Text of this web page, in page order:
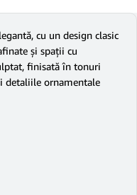
cu un design clasic
și spații cu
finisată în tonuri
detaliile ornamentale